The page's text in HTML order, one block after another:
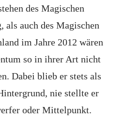
des Magischen
als auch des Magischen
im Jahre 2012 wären
so in ihrer Art nicht
Dabei blieb er stets als
nie stellte er
oder Mittelpunkt.